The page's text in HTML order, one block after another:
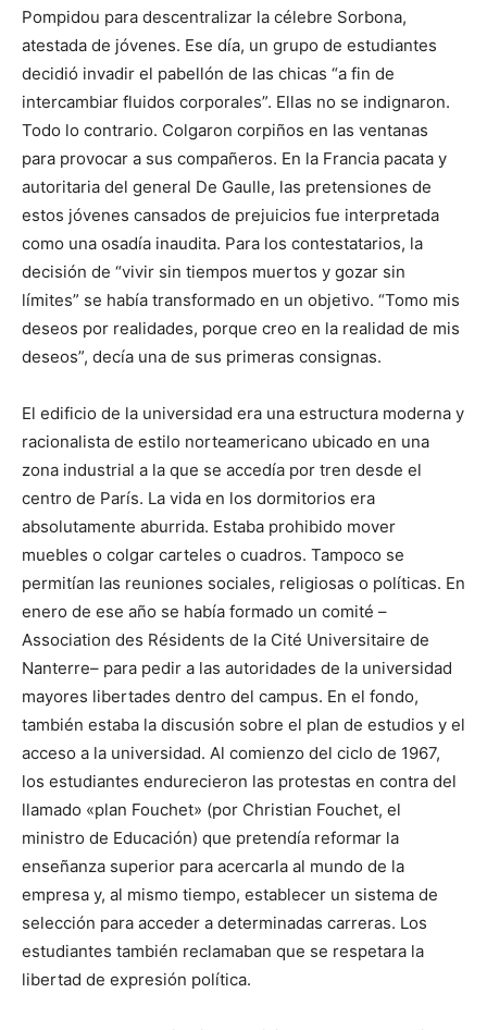
Pompidou para descentralizar la célebre Sorbona,
atestada de jóvenes. Ese día, un grupo de estudiantes
decidió invadir el pabellón de las chicas “a fin de
intercambiar fluidos corporales”. Ellas no se indignaron.
Todo lo contrario. Colgaron corpiños en las ventanas
para provocar a sus compañeros. En la Francia pacata y
autoritaria del general De Gaulle, las pretensiones de
estos jóvenes cansados de prejuicios fue interpretada
como una osadía inaudita. Para los contestatarios, la
decisión de “vivir sin tiempos muertos y gozar sin
límites” se había transformado en un objetivo. “Tomo mis
deseos por realidades, porque creo en la realidad de mis
deseos”, decía una de sus primeras consignas.
El edificio de la universidad era una estructura moderna y
racionalista de estilo norteamericano ubicado en una
zona industrial a la que se accedía por tren desde el
centro de París. La vida en los dormitorios era
absolutamente aburrida. Estaba prohibido mover
muebles o colgar carteles o cuadros. Tampoco se
permitían las reuniones sociales, religiosas o políticas. En
enero de ese año se había formado un comité –
Association des Résidents de la Cité Universitaire de
Nanterre– para pedir a las autoridades de la universidad
mayores libertades dentro del campus. En el fondo,
también estaba la discusión sobre el plan de estudios y el
acceso a la universidad. Al comienzo del ciclo de 1967,
los estudiantes endurecieron las protestas en contra del
llamado «plan Fouchet» (por Christian Fouchet, el
ministro de Educación) que pretendía reformar la
enseñanza superior para acercarla al mundo de la
empresa y, al mismo tiempo, establecer un sistema de
selección para acceder a determinadas carreras. Los
estudiantes también reclamaban que se respetara la
libertad de expresión política.